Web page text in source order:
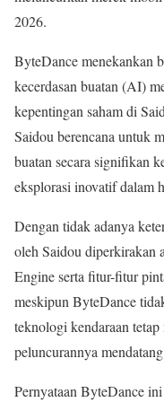
2026.
ByteDance menekankan
kecerdasan buatan (AI)
kepentingan saham di
Saidou berencana untuk
buatan secara signifikan
eksplorasi inovatif dalam
Dengan tidak adanya
oleh Saidou diperkirakan
Engine serta fitur-fitur
meskipun ByteDance
teknologi kendaraan
peluncurannya
Pernyataan ByteDance